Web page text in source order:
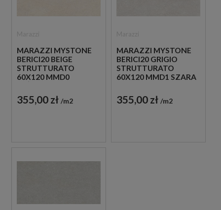
MARAZZI MYSTONE
BERICI20 BEIGE
STRUTTURATO
60X120 MMD0
TARASOWA 20 MM
355,00 zł m2
MARAZZI MYSTONE
BERICI20 GRIGIO
STRUTTURATO
60X120 MMD1 SZARA
20 MM
355,00 zł m2